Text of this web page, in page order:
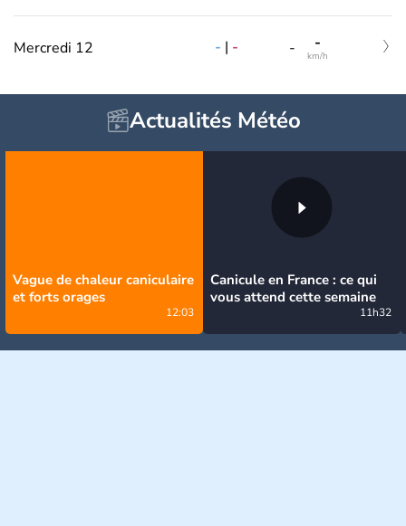
Mercredi 12 - | - - -
km/h
Actualités Météo
Vague de chaleur caniculaire
et forts orages
12:03
Canicule en France : ce qui
vous attend cette semaine
11h32